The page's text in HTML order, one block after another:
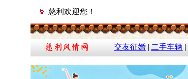
慈利欢迎您！
交友征婚 | 二手车辆 |